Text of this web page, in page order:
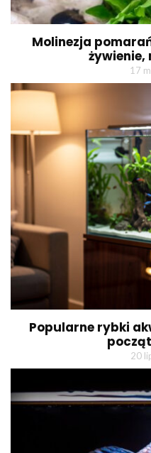
Molinezja
żywienie,
17
Popularne rybki
20